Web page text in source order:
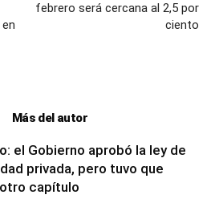
febrero será cercana al 2,5 por
ciento
Más del autor
el Gobierno aprobó la ley de
privada, pero tuvo que
capítulo